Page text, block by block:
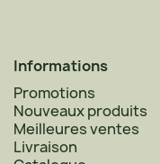
Informations
Promotions
Nouveaux produits
Meilleures ventes
Livraison